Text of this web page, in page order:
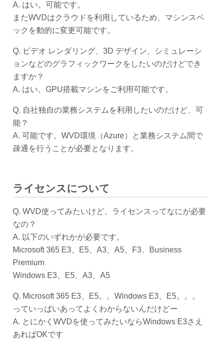
A. はい。可能です。
またWVDはクラウドを利用しているため、マシンスペ
ックを動的に変更可能です。
Q. ビデオ レンダリング、3D デザイン、シミュレーシ
ョンなどのグラフィックワークをしたいのだけどでき
ますか？
A. はい。GPU搭載マシンをご利用可能です。
Q. 自社独自の業務システムを利用したいのだけど、可
能？
A. 可能です。WVD環境（Azure）と業務システム間で
疎通を行うことが必要となります。
ライセンスについて
Q. WVD使ってみたいけど、ライセンスってなにが必要
なの？
A. 以下のいずれかが必要です。
Microsoft 365 E3、E5、A3、A5、F3、Business
Premium
Windows E3、E5、A3、A5
Q. Microsoft 365 E3、E5。。Windows E3、E5。。。
っていっぱいあってよくわからないんだけどー
A. とにかくWVDを使ってみたいならWindows E3さえ
あればOKです